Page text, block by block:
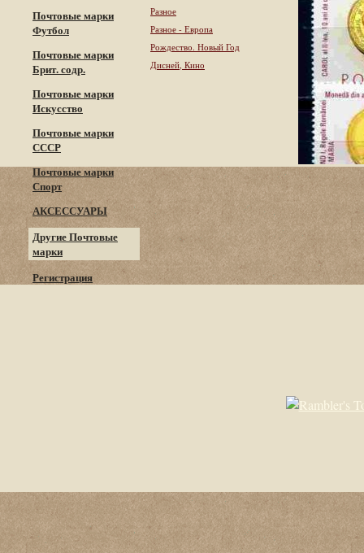
Почтовые марки
Футбол
Почтовые марки
Брит. содр.
Почтовые марки
Искусство
Почтовые марки
СССР
Почтовые марки
Спорт
АКСЕССУАРЫ
Другие Почтовые
марки
Регистрация
Разное
Разное - Европа
Рождество. Новый Год
Дисней, Кино